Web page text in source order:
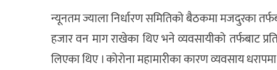
न्यूनतम ज्याला निर्धारण समितिको बैठकमा मजदुरका
हजार वन माग राखेका थिए भने व्यवसायीको तर्फबाट
लिएका थिए । कोरोना महामारीका कारण व्यवसाय